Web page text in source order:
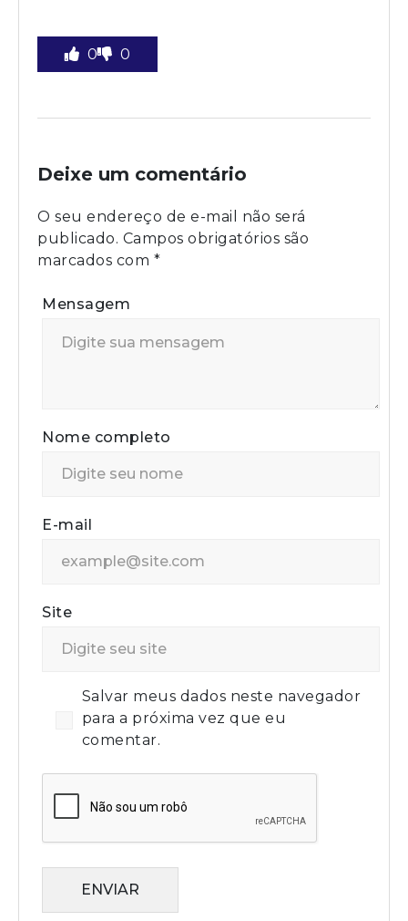
0 0
Deixe um comentário
O seu endereço de e-mail não será
publicado. Campos obrigatórios são
marcados com *
Mensagem
Nome completo
E-mail
Site
Salvar meus dados neste navegador
para a próxima vez que eu
comentar.
ENVIAR